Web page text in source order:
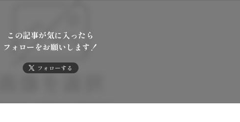
この記事が気に入ったら
フォローをお願いします！
フォローする